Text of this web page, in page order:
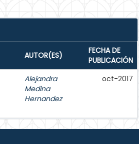
AUTOR(ES)
FECHA DE
PUBLICACIÓN
Alejandra
Medina
Hernandez
oct-2017